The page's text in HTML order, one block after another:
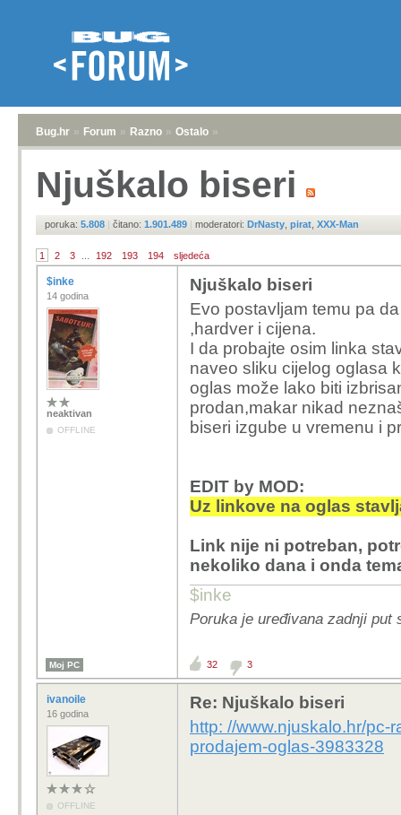
Bug.hr » Forum » Razno » Ostalo »
Njuškalo biseri
poruka: 5.808 | čitano: 1.901.489 | moderatori: DrNasty pirat XXX-Man
1 2 3 192 193 194 sljedeća
$inke
14 godina
neaktivan
OFFLINE
Njuškalo biseri
Evo postavljam temu pa
,hardver i cijena.
I da probajte osim linka
naveo sliku cijelog oglasa
oglas može lako biti
prodan,makar nikad
biseri izgube u vremenu i
EDIT by MOD:
Uz linkove na oglas
Link nije ni potreban,
nekoliko dana i onda
$inke
Poruka je uređivana zadnji put
Moj PC 32 3
ivanoile
16 godina
OFFLINE
Re: Njuškalo biseri
http: //www.njuskalo.hr/
prodajem-oglas-3983328